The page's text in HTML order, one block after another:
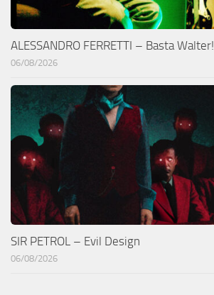
ALESSANDRO FERRETTI – Basta Walter!
06/08/2026
SIR PETROL – Evil Design
06/08/2026